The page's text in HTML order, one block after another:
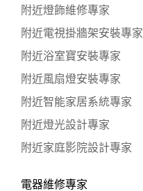
附近燈飾維修專家
附近電視掛牆架安裝專家
附近浴室寶安裝專家
附近風扇燈安裝專家
附近智能家居系統專家
附近燈光設計專家
附近家庭影院設計專家
電器維修專家